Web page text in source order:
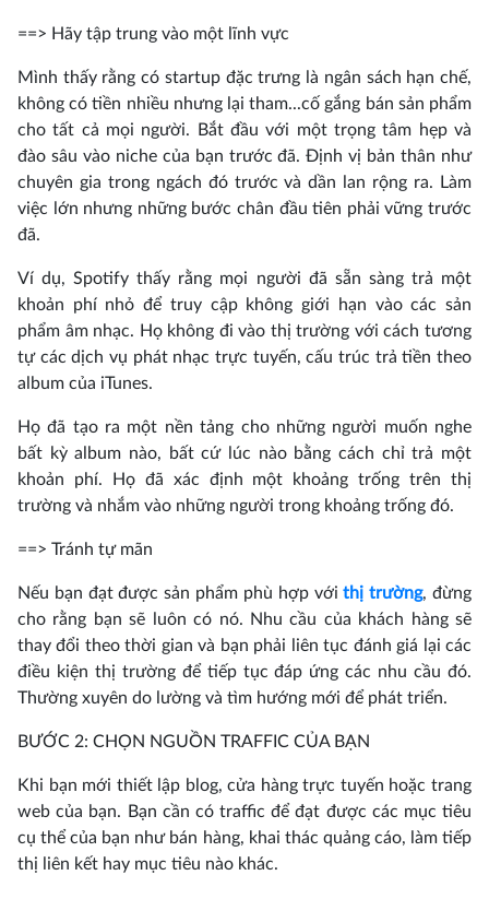
==> Hãy tập trung vào một lĩnh vực
Mình thấy rằng có startup đặc trưng là ngân sách hạn chế,
không có tiền nhiều nhưng lại tham...cố gắng bán sản phẩm
cho tất cả mọi người. Bắt đầu với một trọng tâm hẹp và
đào sâu vào niche của bạn trước đã. Định vị bản thân như
chuyên gia trong ngách đó trước và dần lan rộng ra. Làm
việc lớn nhưng những bước chân đầu tiên phải vững trước
đã.
Ví dụ, Spotify thấy rằng mọi người đã sẵn sàng trả một
khoản phí nhỏ để truy cập không giới hạn vào các sản
phẩm âm nhạc. Họ không đi vào thị trường với cách tương
tự các dịch vụ phát nhạc trực tuyến, cấu trúc trả tiền theo
album của iTunes.
Họ đã tạo ra một nền tảng cho những người muốn nghe
bất kỳ album nào, bất cứ lúc nào bằng cách chỉ trả một
khoản phí. Họ đã xác định một khoảng trống trên thị
trường và nhắm vào những người trong khoảng trống đó.
==> Tránh tự mãn
Nếu bạn đạt được sản phẩm phù hợp vớithị trường, đừng
cho rằng bạn sẽ luôn có nó. Nhu cầu của khách hàng sẽ
thay đổi theo thời gian và bạn phải liên tục đánh giá lại các
điều kiện thị trường để tiếp tục đáp ứng các nhu cầu đó.
Thường xuyên do lường và tìm hướng mới để phát triển.
BƯỚC 2: CHỌN NGUỒN TRAFFIC CỦA BẠN
Khi bạn mới thiết lập blog, cửa hàng trực tuyến hoặc trang
web của bạn. Bạn cần có traffic để đạt được các mục tiêu
cụ thể của bạn như bán hàng, khai thác quảng cáo, làm tiếp
thị liên kết hay mục tiêu nào khác.